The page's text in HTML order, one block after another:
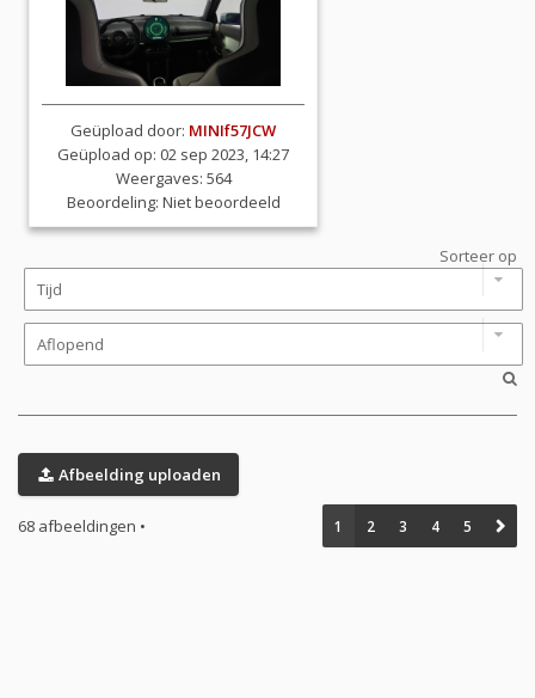
Geüpload door: MINIf57JCW
Geüpload op: 02 sep 2023, 14:27
Weergaves: 564
Beoordeling: Niet beoordeeld
Sorteer op
Afbeelding uploaden
68 afbeeldingen • 1 2 3 4 5